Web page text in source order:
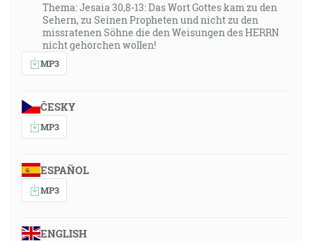
Thema: Jesaia 30,8-13: Das Wort Gottes kam zu den
Sehern, zu Seinen Propheten und nicht zu den
missratenen Söhne die den Weisungen des HERRN
nicht gehorchen wollen!
MP3
ČESKY
MP3
ESPAÑOL
MP3
ENGLISH